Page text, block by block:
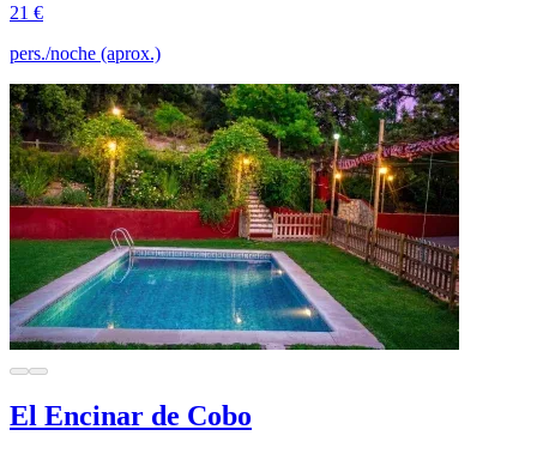
21 €
pers./noche (aprox.)
El Encinar de Cobo